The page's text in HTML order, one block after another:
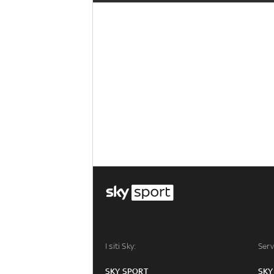
I siti Sky:
SKY SPORT